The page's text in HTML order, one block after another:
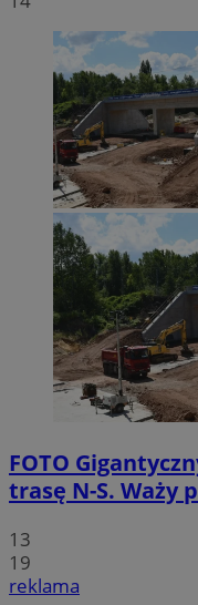
FOTO
trasę N-S. Waży
13
19
reklama